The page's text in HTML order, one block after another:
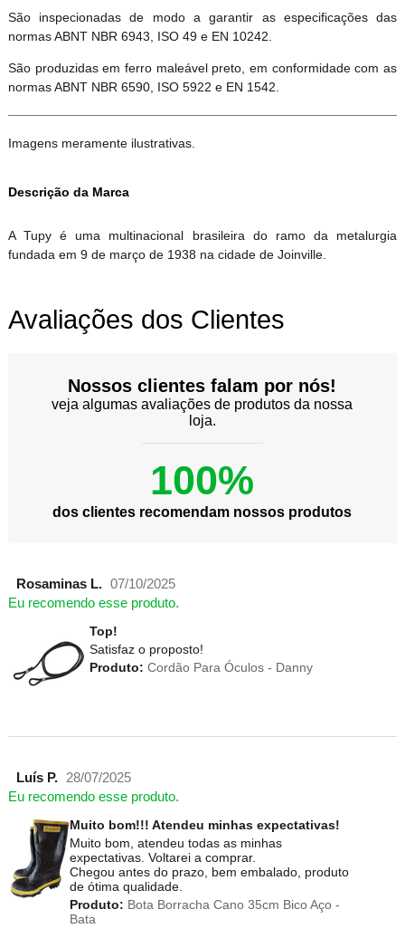
São inspecionadas de modo a garantir as especificações das
normas ABNT NBR 6943, ISO 49 e EN 10242.
São produzidas em ferro maleável preto, em conformidade com as
normas ABNT NBR 6590, ISO 5922 e EN 1542.
Imagens meramente ilustrativas.
Descrição da Marca
A Tupy é uma multinacional brasileira do ramo da metalurgia
fundada em 9 de março de 1938 na cidade de Joinville.
Avaliações dos Clientes
Nossos clientes falam por nós!
veja algumas avaliações de produtos da nossa
loja.
100%
dos clientes recomendam nossos produtos
Rosaminas L. 07/10/2025
Eu recomendo esse produto.
Top!
Satisfaz o proposto!
Produto: Cordão Para Óculos - Danny
Luís P.
28/07/2025
Eu recomendo esse produto.
Muito bom!!! Atendeu minhas expectativas!
Muito bom, atendeu todas as minhas
expectativas. Voltarei a comprar.
Chegou antes do prazo, bem embalado, produto
de ótima qualidade.
Produto: Bota Borracha Cano 35cm Bico Aço -
Bata